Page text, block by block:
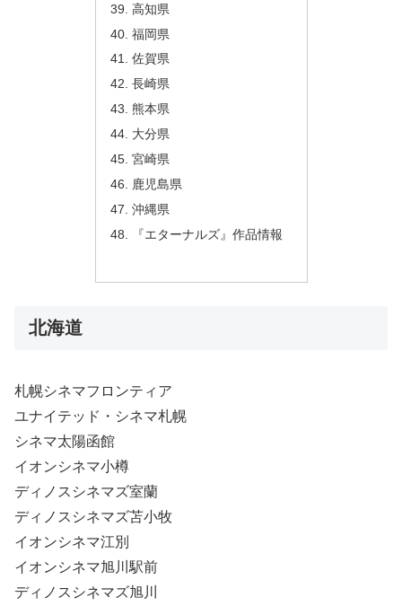
高知県
福岡県
佐賀県
長崎県
熊本県
大分県
宮崎県
鹿児島県
沖縄県
『エターナルズ』作品情報
北海道
札幌シネマフロンティア
ユナイテッド・シネマ札幌
シネマ太陽函館
イオンシネマ小樽
ディノスシネマズ室蘭
ディノスシネマズ苫小牧
イオンシネマ江別
イオンシネマ旭川駅前
ディノスシネマズ旭川